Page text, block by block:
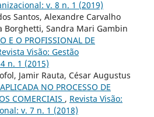
v. 8 n. 1 (2019)
Santos, Alexandre Carvalho
Borghetti, Sandra Mari Gambin
E O PROFISSIONAL DE
Visão: Gestão
n. 1 (2015)
Jamir Rauta, César Augustus
NO PROCESSO DE
COMERCIAIS , Revista Visão:
v. 7 n. 1 (2018)